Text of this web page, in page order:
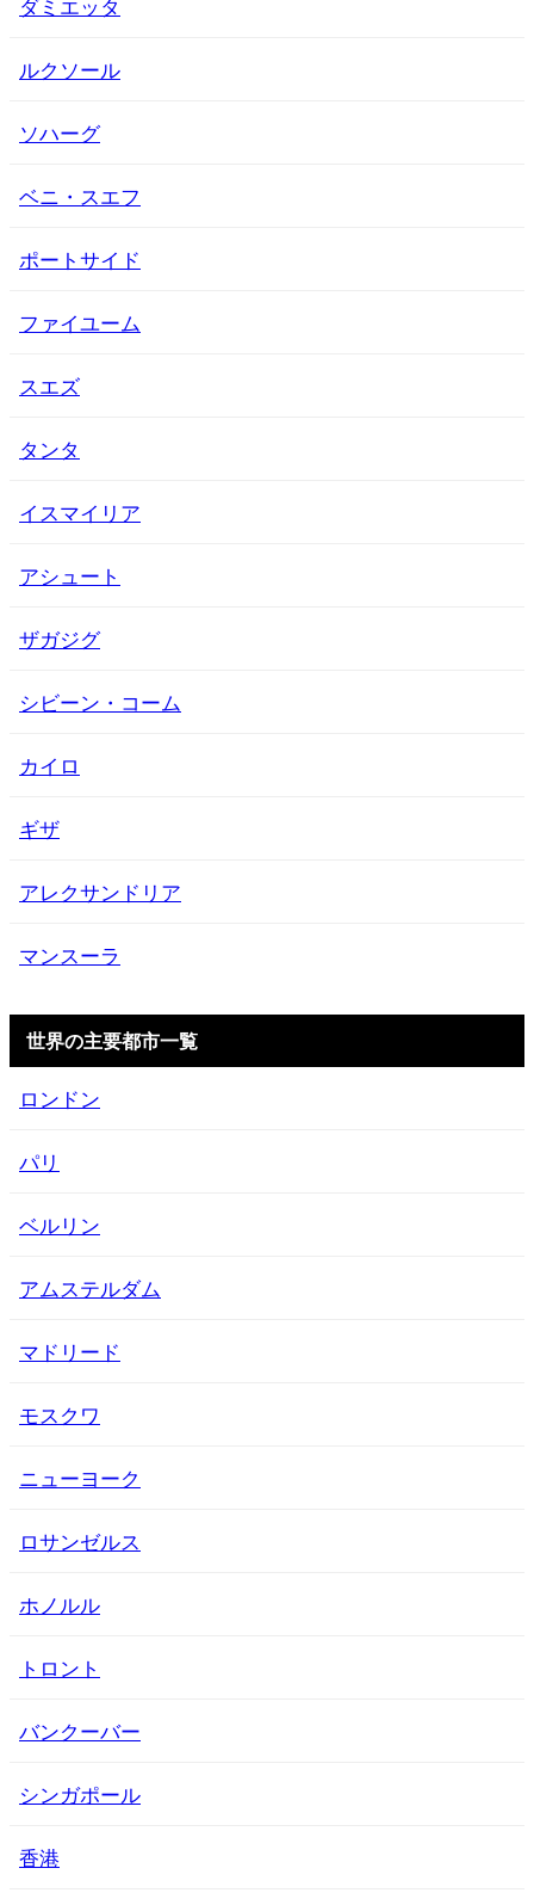
ルクソール
ソハーグ
ベニ・スエフ
ポートサイド
ファイユーム
スエズ
タンタ
イスマイリア
アシュート
ザガジグ
シビーン・コーム
カイロ
ギザ
アレクサンドリア
マンスーラ
世界の主要都市一覧
ロンドン
パリ
ベルリン
アムステルダム
マドリード
モスクワ
ニューヨーク
ロサンゼルス
ホノルル
トロント
バンクーバー
シンガポール
香港